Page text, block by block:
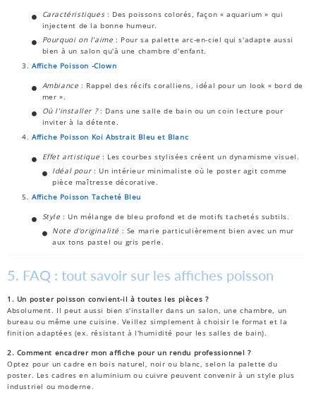
Caractéristiques: Des poissons colorés, façon « aquarium » qui
injectent de la bonne humeur.
Pourquoi on l'aime : Pour sa palette arc-en-ciel qui s'adapte aussi
bien à un salon qu'à une chambre d'enfant.
Affiche Poisson -Clown
Ambiance : Rappel des récifs coralliens, idéal pour un look « bord de
mer ».
Où l'installer ?: Dans une salle de bain ou un coin lecture pour
inviter à la détente.
Affiche Poisson KoiAbstrait Bleuet Blanc
Effet artistique : Les courbes stylisées créent un dynamisme visuel.
Idéal pour: Un intérieur minimaliste où le poster agit comme
pièce maîtresse décorative.
Affiche Poisson Tacheté Bleu
Style : Un mélange de bleu profond et de motifs tachetés subtils.
Note d'originalité : Se marie particulièrement bien avec un mur
aux tons pastel ou gris perle.
5. FAQ : tout savoir sur les affiches poisson
1. Un poster poisson convient-il à toutes les pièces ?
Absolument. Il peut aussi bien s'installer dans un salon, une chambre, un
bureau ou même une cuisine. Veillez simplement à choisir le format et la
finition adaptées (ex. résistant à l'humidité pour les salles de bain).
2. Comment encadrer mon affiche pour un rendu professionnel ?
Optez pour un cadre en bois naturel, noir ou blanc, selon la palette du
poster. Les cadres en aluminium ou cuivre peuvent convenir à un style plus
industriel ou moderne.